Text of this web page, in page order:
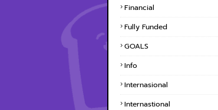
Financial
Fully Funded
GOALS
Info
Internasional
Internastional